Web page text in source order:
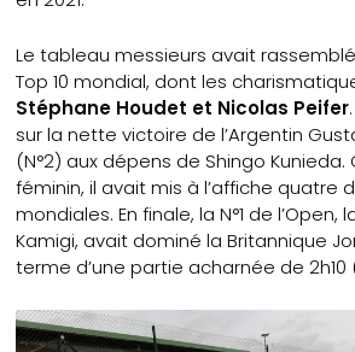
Le tableau messieurs avait
Top 10 mondial, dont les
Stéphane Houdet et Nicolas Peifer
sur la nette victoire de l’Argentin
(N°2) aux dépens de Shingo
féminin, il avait mis à l’affiche quatre
mondiales. En finale, la N°1 de l’Open,
Kamigi, avait dominé la Britannique
terme d’une partie acharnée de